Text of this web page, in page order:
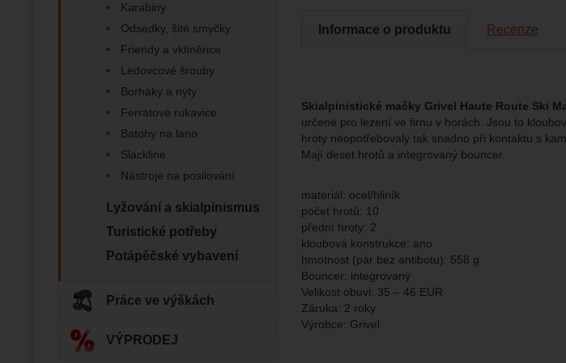
Informace o produktu Recenze
Skialpinistické mačky Grivel Haute Route Ski
určené pro lezení ve firnu v horách. Jsou to
hroty neopotřebovaly tak snadno při kontaktu s
Mají deset hrotů a integrovaný bouncer.
materiál: ocel/hliník
počet hrotů: 10
přední hroty: 2
kloubová konstrukce: ano
hmotnost (pár bez antibotu): 558 g
Bouncer: integrovaný
Velikost obuvi: 35 – 46 EUR
Záruka: 2 roky
Výrobce: Grivel
Karabiny
Odsedky, šité smyčky
Friendy a vklíněnce
Ledovcové šrouby
Borháky a nýty
Ferratové rukavice
Batohy na lano
Slackline
Nástroje na posilování
Lyžování a skialpinismus
Turistické potřeby
Potápěčské vybavení
Práce ve výškách
VÝPRODEJ